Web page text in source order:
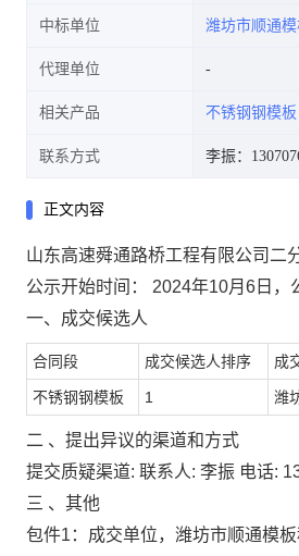
中标单位 潍坊市顺通
代理单位
相关产品 不锈钢钢模板
联系方式 李振：
正文内容
山东高速舜通路桥工程有限公司二
公示开始时间： 2024年10月6日
一、成交候选人
合同段 成交候选人排序 成
不锈钢钢模板 1 潍
二 、提出异议的渠道和方式
提交质疑渠道: 联系人: 李振 电话:
三 、其他
包件1：成交单位，潍坊市顺通模